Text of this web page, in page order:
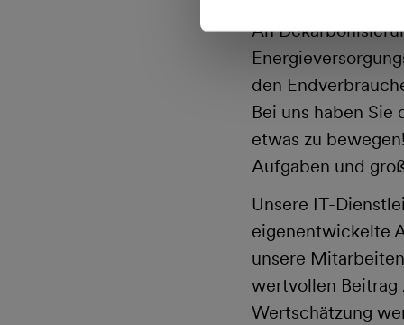
An
den
Bei uns haben
etwas zu
Aufgaben und
Unsere IT-
eigenentwickelte
unsere
wertvollen Beitrag
Wertschätzung